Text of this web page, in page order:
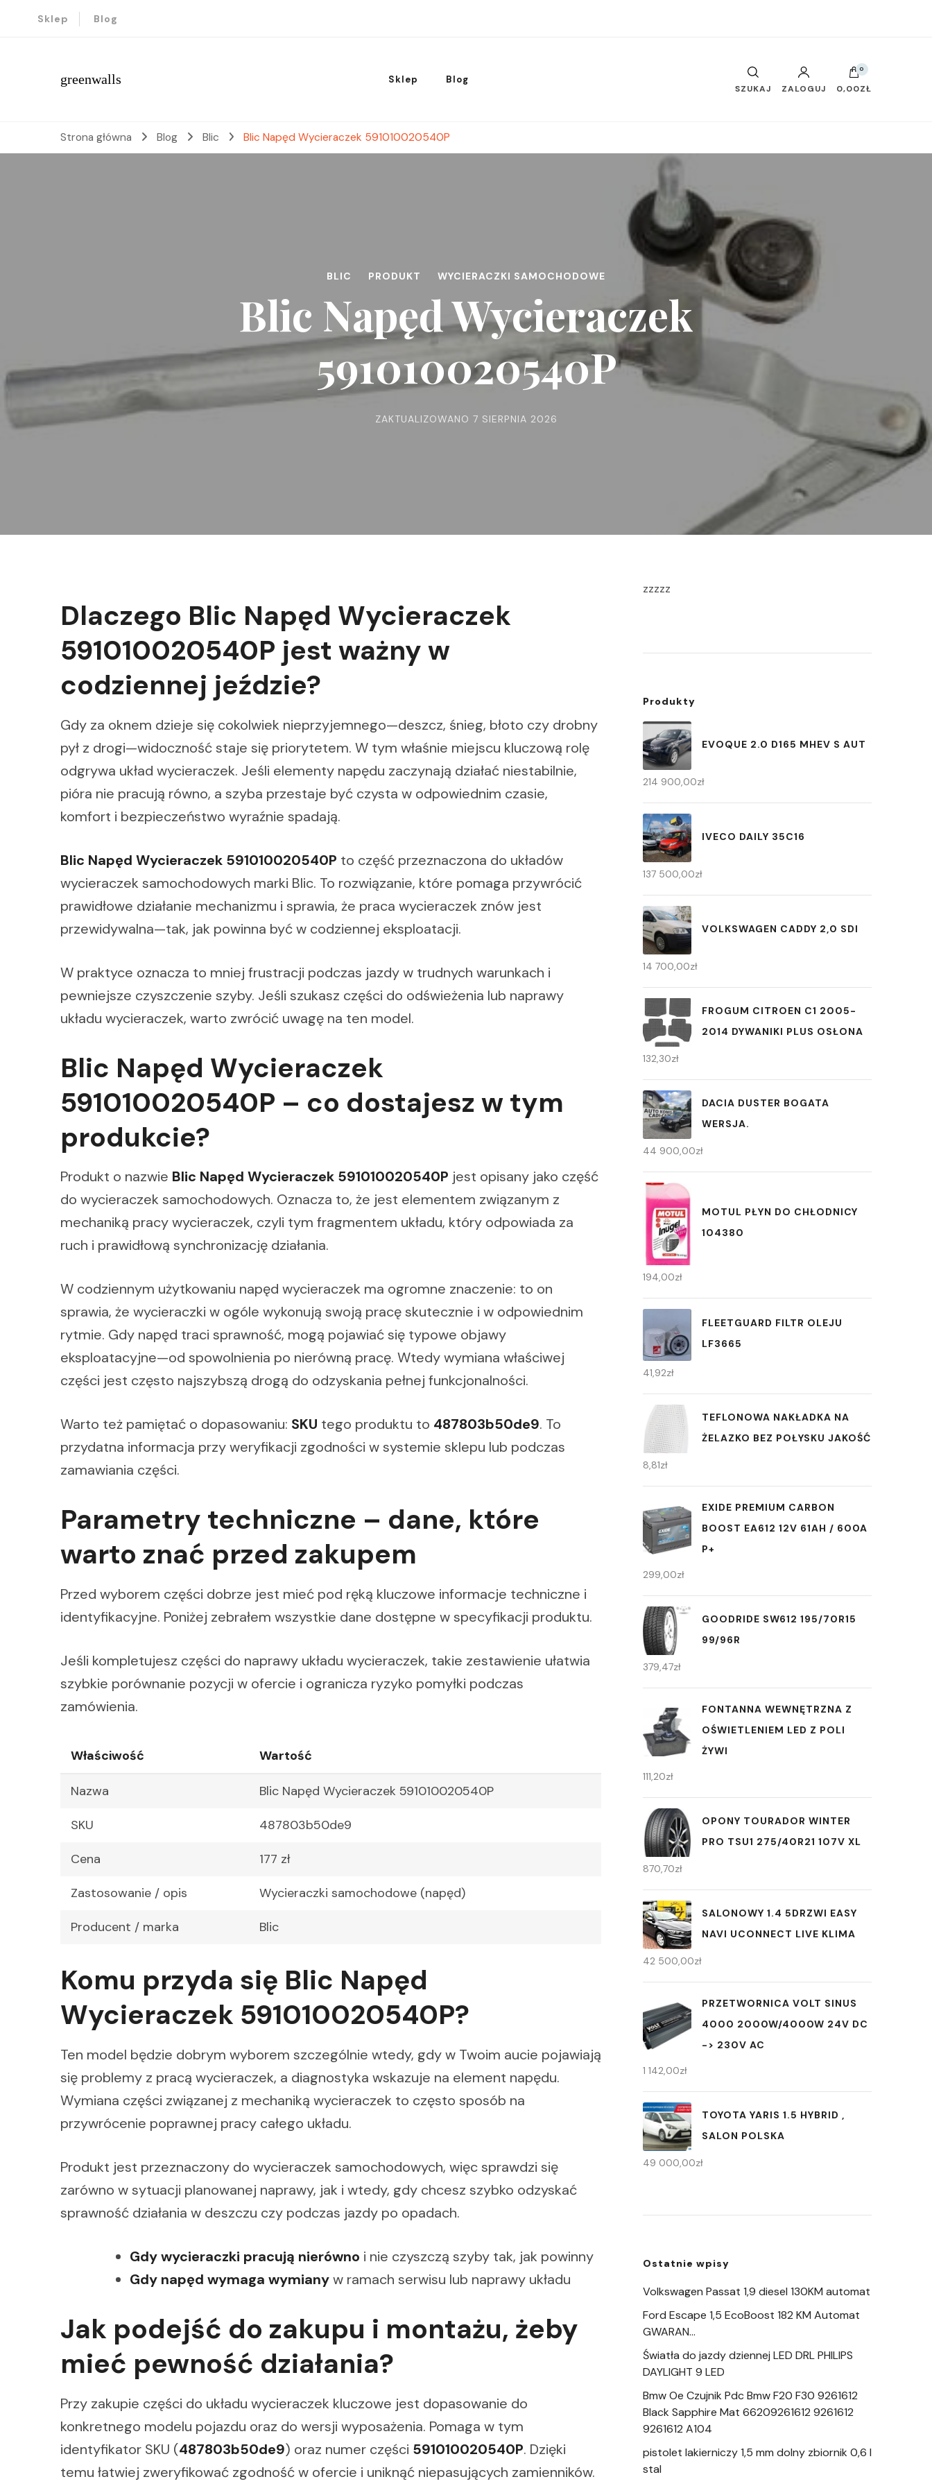
Sklep Blog
greenwalls Sklep Blog
SZUKAJ ZALOGUJ
0
0,00ZŁ
Strona główna Blog Blic Blic Napęd Wycieraczek 591010020540P
BLIC PRODUKT WYCIERACZKI SAMOCHODOWE
Blic Napęd Wycieraczek
591010020540P
ZAKTUALIZOWANO 7 SIERPNIA 2026
Dlaczego Blic Napęd Wycieraczek
591010020540P jest ważny w
codziennej jeździe?
Gdy za oknem dzieje się cokolwiek nieprzyjemnego—deszcz, śnieg, błoto czy drobny
pył z drogi—widoczność staje się priorytetem. W tym właśnie miejscu kluczową rolę
odgrywa układ wycieraczek. Jeśli elementy napędu zaczynają działać niestabilnie,
pióra nie pracują równo, a szyba przestaje być czysta w odpowiednim czasie,
komfort i bezpieczeństwo wyraźnie spadają.
Blic Napęd Wycieraczek 591010020540P to część przeznaczona do układów
wycieraczek samochodowych marki Blic. To rozwiązanie, które pomaga przywrócić
prawidłowe działanie mechanizmu i sprawia, że praca wycieraczek znów jest
przewidywalna—tak, jak powinna być w codziennej eksploatacji.
W praktyce oznacza to mniej frustracji podczas jazdy w trudnych warunkach i
pewniejsze czyszczenie szyby. Jeśli szukasz części do odświeżenia lub naprawy
układu wycieraczek, warto zwrócić uwagę na ten model.
Blic Napęd Wycieraczek
591010020540P – co dostajesz w tym
produkcie?
Produkt o nazwie Blic Napęd Wycieraczek 591010020540P jest opisany jako część
do wycieraczek samochodowych. Oznacza to, że jest elementem związanym z
mechaniką pracy wycieraczek, czyli tym fragmentem układu, który odpowiada za
ruch i prawidłową synchronizację działania.
W codziennym użytkowaniu napęd wycieraczek ma ogromne znaczenie: to on
sprawia, że wycieraczki w ogóle wykonują swoją pracę skutecznie i w odpowiednim
rytmie. Gdy napęd traci sprawność, mogą pojawiać się typowe objawy
eksploatacyjne—od spowolnienia po nierówną pracę. Wtedy wymiana właściwej
części jest często najszybszą drogą do odzyskania pełnej funkcjonalności.
Warto też pamiętać o dopasowaniu: SKU tego produktu to 487803b50de9. To
przydatna informacja przy weryfikacji zgodności w systemie sklepu lub podczas
zamawiania części.
Parametry techniczne – dane, które
warto znać przed zakupem
Przed wyborem części dobrze jest mieć pod ręką kluczowe informacje techniczne i
identyfikacyjne. Poniżej zebrałem wszystkie dane dostępne w specyfikacji produktu.
Jeśli kompletujesz części do naprawy układu wycieraczek, takie zestawienie ułatwia
szybkie porównanie pozycji w ofercie i ogranicza ryzyko pomyłki podczas
zamówienia.
Właściwość Wartość
Nazwa Blic Napęd Wycieraczek 591010020540P
SKU 487803b50de9
Cena 177 zł
Zastosowanie / opis Wycieraczki samochodowe (napęd)
Producent / marka Blic
Komu przyda się Blic Napęd
Wycieraczek 591010020540P?
Ten model będzie dobrym wyborem szczególnie wtedy, gdy w Twoim aucie pojawiają
się problemy z pracą wycieraczek, a diagnostyka wskazuje na element napędu.
Wymiana części związanej z mechaniką wycieraczek to często sposób na
przywrócenie poprawnej pracy całego układu.
Produkt jest przeznaczony do wycieraczek samochodowych, więc sprawdzi się
zarówno w sytuacji planowanej naprawy, jak i wtedy, gdy chcesz szybko odzyskać
sprawność działania w deszczu czy podczas jazdy po opadach.
Gdy wycieraczki pracują nierówno i nie czyszczą szyby tak, jak powinny
Gdy napęd wymaga wymianyw ramach serwisu lub naprawy układu
Jak podejść do zakupu i montażu, żeby
mieć pewność działania?
Przy zakupie części do układu wycieraczek kluczowe jest dopasowanie do
konkretnego modelu pojazdu oraz do wersji wyposażenia. Pomaga w tym
identyfikator SKU (487803b50de9) oraz numer części 591010020540P. Dzięki
temu łatwiej zweryfikować zgodność w ofercie i uniknąć niepasujących zamienników.
zzzzz
Produkty
EVOQUE 2.0 D165 MHEV S AUT
214 900,00zł
IVECO DAILY 35C16
137 500,00zł
VOLKSWAGEN CADDY 2,0 SDI
14 700,00zł
FROGUM CITROEN C1 2005-
2014 DYWANIKI PLUS OSŁONA
132,30zł
DACIA DUSTER BOGATA
WERSJA.
44 900,00zł
MOTUL PŁYN DO CHŁODNICY
104380
194,00zł
FLEETGUARD FILTR OLEJU
LF3665
41,92zł
TEFLONOWA NAKŁADKA NA
ŻELAZKO BEZ POŁYSKU JAKOŚĆ
8,81zł
EXIDE PREMIUM CARBON
BOOST EA612 12V 61AH / 600A
P+
299,00zł
GOODRIDE SW612 195/70R15
99/96R
379,47zł
FONTANNA WEWNĘTRZNA Z
OŚWIETLENIEM LED Z POLI
ŻYWI
111,20zł
OPONY TOURADOR WINTER
PRO TSU1 275/40R21 107V XL
870,70zł
SALONOWY 1.4 5DRZWI EASY
NAVI UCONNECT LIVE KLIMA
42 500,00zł
PRZETWORNICA VOLT SINUS
4000 2000W/4000W 24V DC
-> 230V AC
1 142,00zł
TOYOTA YARIS 1.5 HYBRID ,
SALON POLSKA
49 000,00zł
Ostatnie wpisy
Volkswagen Passat 1,9 diesel 130KM automat
Ford Escape 1,5 EcoBoost 182 KM Automat
GWARAN…
Światła do jazdy dziennej LED DRL PHILIPS
DAYLIGHT 9 LED
Bmw Oe Czujnik Pdc Bmw F20 F30 9261612
Black Sapphire Mat 66209261612 9261612
9261612 A104
pistolet lakierniczy 1,5 mm dolny zbiornik 0,6 l
stal